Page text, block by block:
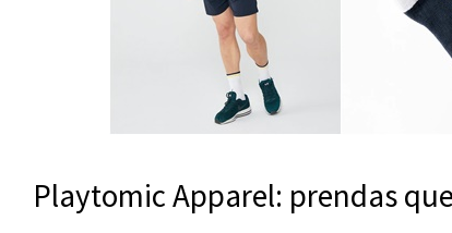
Playtomic Apparel: prendas